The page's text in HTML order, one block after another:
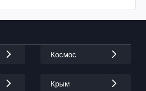
Космос
Крым